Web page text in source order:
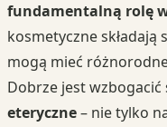
fundamentalną rolę
kosmetyczne składają
mogą mieć
Dobrze jest
eteryczne– nie tylko